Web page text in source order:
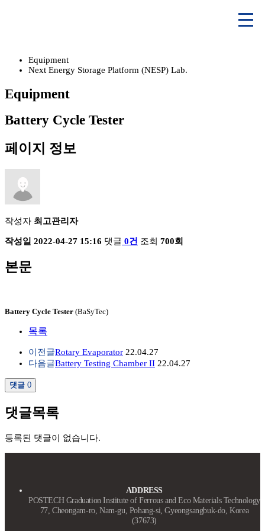
Equipment
Next Energy Storage Platform (NESP) Lab.
Equipment
Battery Cycle Tester
페이지 정보
작성자 최고관리자
작성일 2022-04-27 15:16 댓글 0건 조회 700회
본문
Battery Cycle Tester (BaSyTec)
목록
이전글Rotary Evaporator 22.04.27
다음글Battery Testing Chamber II 22.04.27
댓글 0
댓글목록
등록된 댓글이 없습니다.
ADDRESS
POSTECH Graduation Institute of Ferrous and Eco Materials Technology
77, Cheongam-ro, Nam-gu, Pohang-si, Gyeongsangbuk-do, Korea
(37673)